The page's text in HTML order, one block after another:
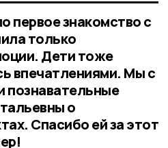
первое знакомство с
только
Дети тоже
впечатлениями. Мы с
познавательные
о
Спасибо ей за этот